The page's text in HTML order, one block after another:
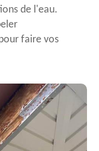
de l'eau.
faire vos